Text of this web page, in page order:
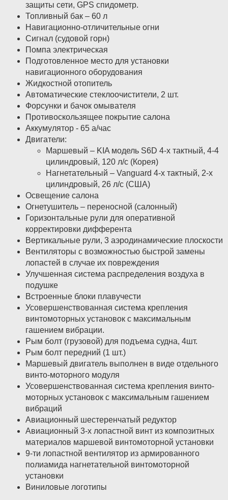
защиты сети, GPS спидометр.
Топливный бак – 60 л
Навигационно-отличительные огни
Сигнал (судовой горн)
Помпа электрическая
Подготовленное место для установки
навигационного оборудования
Жидкостной отопитель
Автоматические стеклоочистители, 2 шт.
Форсунки и бачок омывателя
Противоскользящее покрытие салона
Аккумулятор - 65 а/час
Двигатели:
Маршевый – KIA модель S6D 4-х тактный, 4-4
цилиндровый, 120 л/с (Корея)
Нагнетательный – Vanguard 4-х тактный, 2-x
цилиндровый, 26 л/с (США)
Освещение салона
Огнетушитель – переносной (салонный)
Горизонтальные рули для оперативной
корректировки дифферента
Вертикальные рули, 3 аэродинамические плоскости
Вентиляторы с возможностью быстрой замены
лопастей в случае их повреждения
Улучшенная система распределения воздуха в
подушке
Встроенные блоки плавучести
Усовершенствованная система крепления
винтомоторных установок с максимальным
гашением вибрации.
Рым болт (грузовой) для подъема судна, 4шт.
Рым болт передний (1 шт.)
Маршевый двигатель выполнен в виде отдельного
винто-моторного модуля
Усовершенствованная система крепления винто-
моторных установок с максимальным гашением
вибраций
Авиационный шестеренчатый редуктор
Авиационный 3-х лопастной винт из композитных
материалов маршевой винтомоторной установки
9-ти лопастной вентилятор из армированного
полиамида нагнетательной винтомоторной
установки
Виниловые логотипы